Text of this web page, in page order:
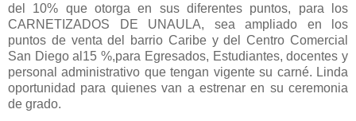
del 10% que otorga en sus diferentes puntos, para los
CARNETIZADOS DE UNAULA, sea ampliado en los
puntos de venta del barrio Caribe y del Centro Comercial
San Diego al15 %,para Egresados, Estudiantes, docentes y
personal administrativo que tengan vigente su carné. Linda
oportunidad para quienes van a estrenar en su ceremonia
de grado.